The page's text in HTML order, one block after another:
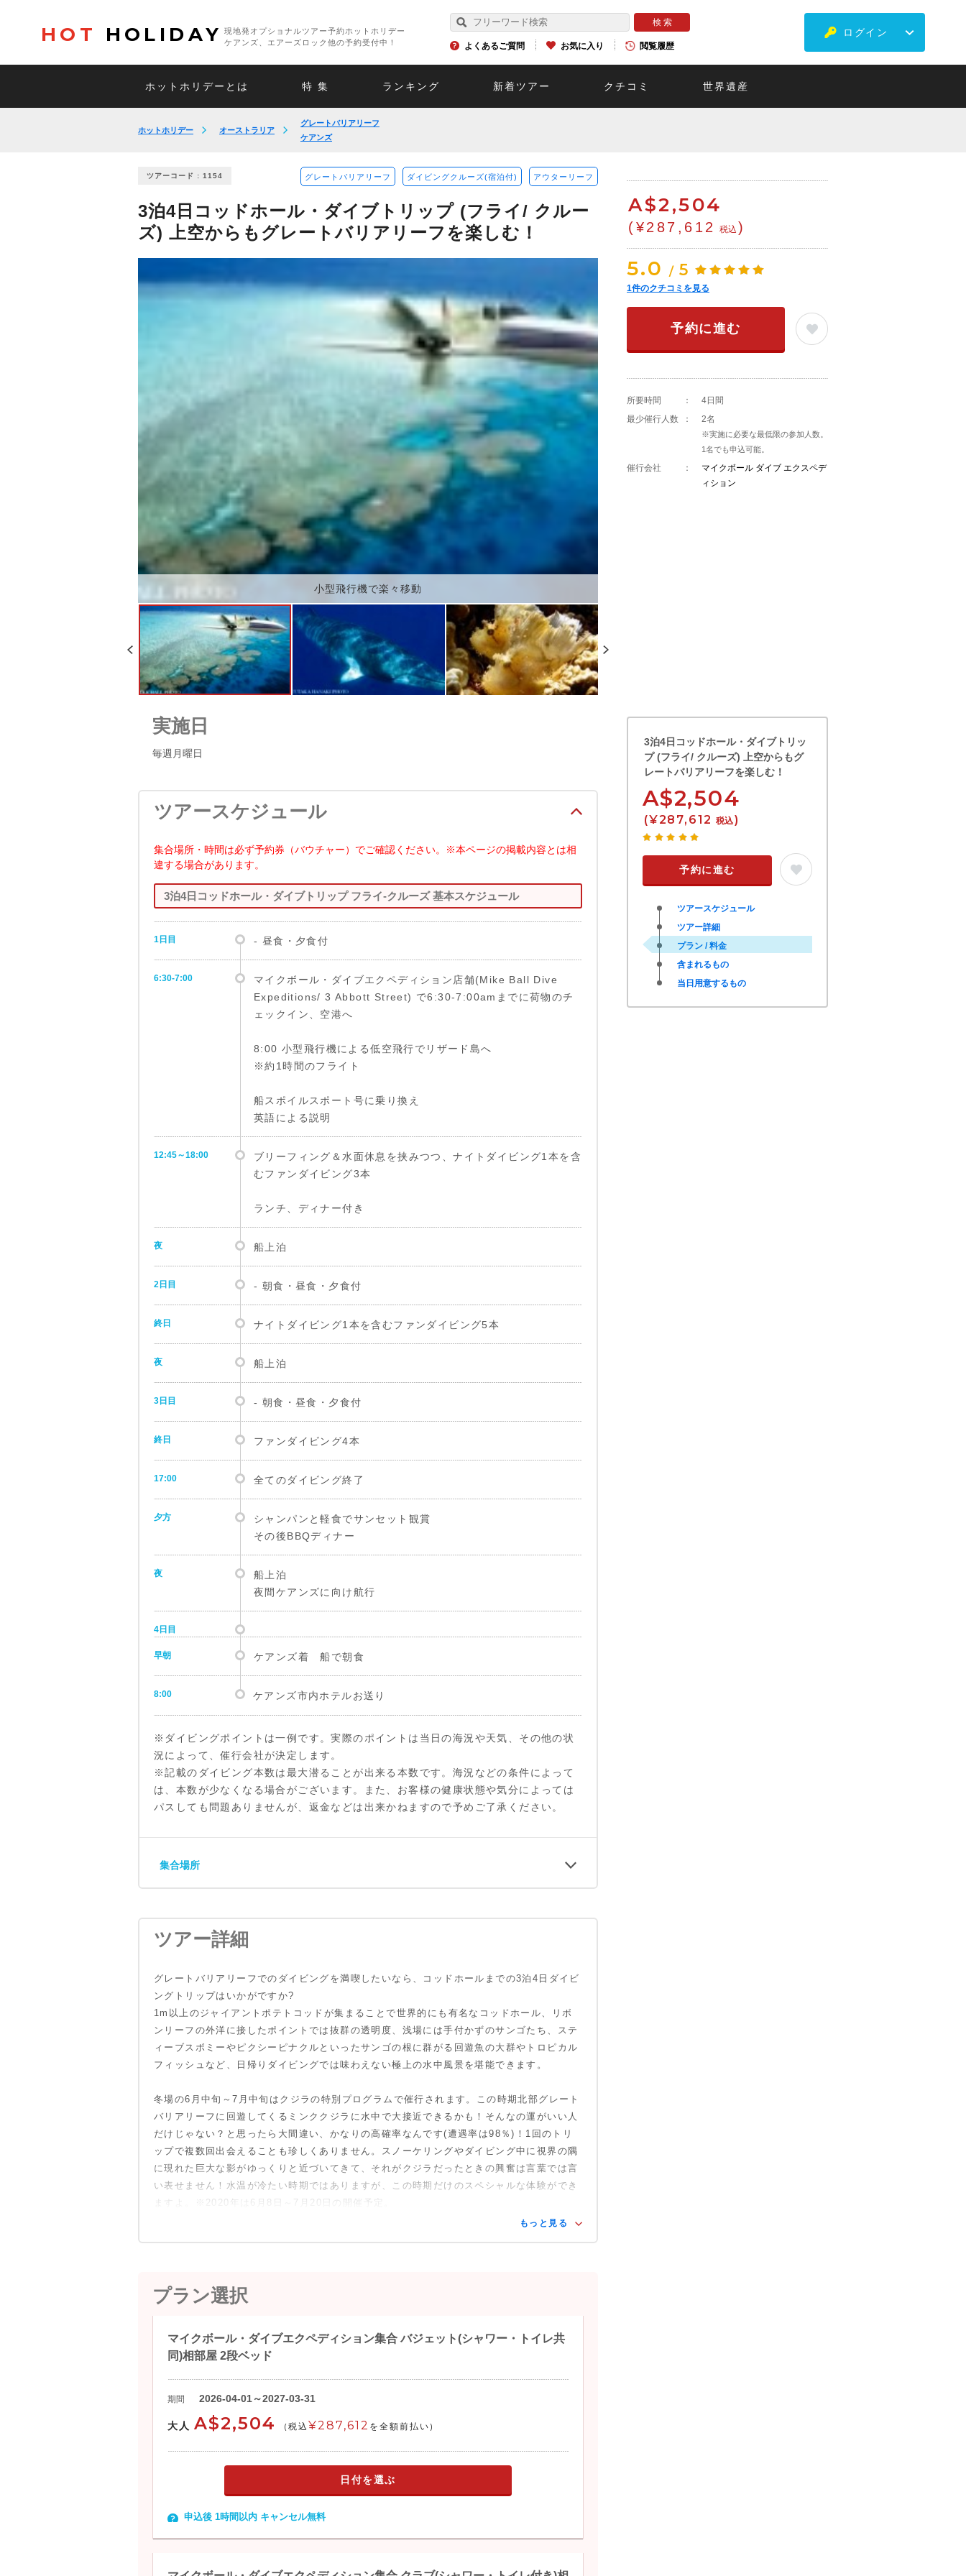
HOT HOLIDAY
現地発オプショナルツアー予約ホットホリデー
ケアンズ、エアーズロック他の予約受付中！
よくあるご質問 お気に入り 閲覧履歴
ログイン
ホットホリデーとは 特 集 ランキング 新着ツアー クチコミ 世界遺産
ホットホリデー オーストラリア
グレートバリアリーフ
ケアンズ
ツアーコード : 1154 グレートバリアリーフ ダイビングクルーズ(宿泊付) アウターリーフ
3泊4日コッドホール・ダイブトリップ (フライ/ クルー
ズ) 上空からもグレートバリアリーフを楽しむ！
小型飛行機で楽々移動
A$2,504
(¥287,612 税込 )
5.0 / 5
1件のクチコミを見る
予約に進む
所要時間 ：
4日間
最少催行人数
： 2名
※実施に必要な最低限の参加人数。
1名でも申込可能。
催行会社 ：
マイクボール ダイブ エクスペデ
ィション
実施日
毎週月曜日
ツアースケジュール
集合場所・時間は必ず予約券（バウチャー）でご確認ください。※本ページの掲載内容とは相
違する場合があります。
3泊4日コッドホール・ダイブトリップ フライ-クルーズ 基本スケジュール
1日目 ‐ 昼食・夕食付
6:30-7:00
マイクボール・ダイブエクペディション店舗(Mike Ball Dive
Expeditions/ 3 Abbott Street) で6:30-7:00amまでに荷物のチ
ェックイン、空港へ
8:00 小型飛行機による低空飛行でリザード島へ
※約1時間のフライト
船スポイルスポート号に乗り換え
英語による説明
12:45～18:00
ブリーフィング＆水面休息を挟みつつ、ナイトダイビング1本を含
むファンダイビング3本
ランチ、ディナー付き
夜 船上泊
2日目 ‐ 朝食・昼食・夕食付
終日 ナイトダイビング1本を含むファンダイビング5本
夜 船上泊
3日目 ‐ 朝食・昼食・夕食付
終日 ファンダイビング4本
17:00 全てのダイビング終了
夕方
シャンパンと軽食でサンセット観賞
その後BBQディナー
夜
船上泊
夜間ケアンズに向け航行
4日目
早朝 ケアンズ着 船で朝食
8:00 ケアンズ市内ホテルお送り
※ダイビングポイントは一例です。実際のポイントは当日の海況や天気、その他の状
況によって、催行会社が決定します。
※記載のダイビング本数は最大潜ることが出来る本数です。海況などの条件によって
は、本数が少なくなる場合がございます。また、お客様の健康状態や気分によっては
パスしても問題ありませんが、返金などは出来かねますので予めご了承ください。
集合場所
ツアー詳細
グレートバリアリーフでのダイビングを満喫したいなら、コッドホールまでの3泊4日ダイビ
ングトリップはいかがですか?
1m以上のジャイアントポテトコッドが集まることで世界的にも有名なコッドホール、リボ
ンリーフの外洋に接したポイントでは抜群の透明度、浅場には手付かずのサンゴたち、ステ
ィーブスボミーやピクシーピナクルといったサンゴの根に群がる回遊魚の大群やトロピカル
フィッシュなど、日帰りダイビングでは味わえない極上の水中風景を堪能できます。
冬場の6月中旬～7月中旬はクジラの特別プログラムで催行されます。この時期北部グレート
バリアリーフに回遊してくるミンククジラに水中で大接近できるかも！そんなの運がいい人
だけじゃない？と思ったら大間違い、かなりの高確率なんです(遭遇率は98％)！1回のトリ
ップで複数回出会えることも珍しくありません。スノーケリングやダイビング中に視界の隅
に現れた巨大な影がゆっくりと近づいてきて、それがクジラだったときの興奮は言葉では言
い表せません！水温が冷たい時期ではありますが、この時期だけのスペシャルな体験ができ
ますよ。※2020年は6月8日～7月20日の開催予定。
もっと見る
プラン選択
マイクボール・ダイブエクペディション集合 バジェット(シャワー・トイレ共
同)相部屋 2段ベッド
期間 2026-04-01～2027-03-31
大人 A$2,504 (税込 ¥287,612 を全額前払い)
日付を選ぶ
申込後 1時間以内 キャンセル無料
3泊4日コッドホール・ダイブトリッ
プ (フライ/ クルーズ) 上空からもグ
レートバリアリーフを楽しむ！
A$2,504
(¥287,612 税込)
予約に進む
ツアースケジュール
ツアー詳細
プラン / 料金
含まれるもの
当日用意するもの